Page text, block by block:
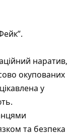
.
наратив,
окупованих
у
та безпека